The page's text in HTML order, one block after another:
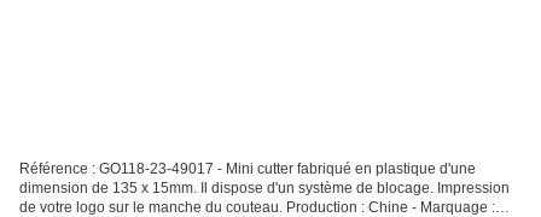
Référence : GO118-23-49017 - Mini cutter fabriqué en plastique d'une
dimension de 135 x 15mm. Il dispose d'un système de blocage. Impression
de votre logo sur le manche du couteau. Production : Chine - Marquage :